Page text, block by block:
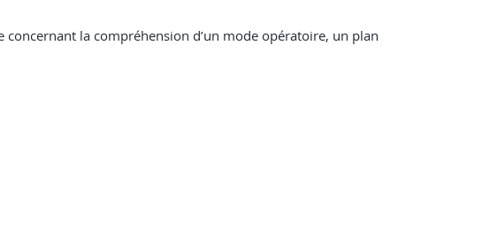
la compréhension d’un mode opératoire, un plan